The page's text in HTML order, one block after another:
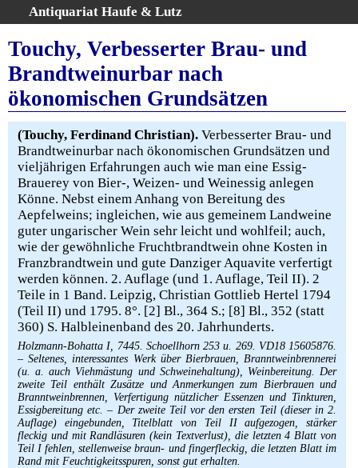
Antiquariat Haufe & Lutz
Home
Gesamtbestand
Erweiterte Suche
Kategorien
Schlagwörter
Warenkorb
AGB
Widerruf
Über uns
Aktuelle Kataloge
Kontakt
Ankauf
Links
Impressum
Touchy, Verbesserter Brau- und
Brandtweinurbar nach
ökonomischen Grundsätzen
(Touchy, Ferdinand Christian). Verbesserter Brau- und
Brandtweinurbar nach ökonomischen Grundsätzen und
vieljährigen Erfahrungen auch wie man eine Essig-
Brauerey von Bier-, Weizen- und Weinessig anlegen
Könne. Nebst einem Anhang von Bereitung des
Aepfelweins; ingleichen, wie aus gemeinem Landweine
guter ungarischer Wein sehr leicht und wohlfeil; auch,
wie der gewöhnliche Fruchtbrandtwein ohne Kosten in
Franzbrandtwein und gute Danziger Aquavite verfertigt
werden können. 2. Auflage (und 1. Auflage, Teil II). 2
Teile in 1 Band. Leipzig, Christian Gottlieb Hertel 1794
(Teil II) und 1795. 8°. [2] Bl., 364 S.; [8] Bl., 352 (statt
360) S. Halbleinenband des 20. Jahrhunderts.
Holzmann-Bohatta I, 7445. Schoellhorn 253 u. 269. VD18 15605876.
– Seltenes, interessantes Werk über Bierbrauen, Branntweinbrennerei
(u. a. auch Viehmästung und Schweinehaltung), Weinbereitung. Der
zweite Teil enthält Zusätze und Anmerkungen zum Bierbrauen und
Branntweinbrennen, Verfertigung nützlicher Essenzen und Tinkturen,
Essigbereitung etc. – Der zweite Teil vor den ersten Teil (dieser in 2.
Auflage) eingebunden, Titelblatt von Teil II aufgezogen, stärker
fleckig und mit Randläsuren (kein Textverlust), die letzten 4 Blatt von
Teil I fehlen, stellenweise braun- und fingerfleckig, die letzten Blatt im
Rand mit Feuchtigkeitsspuren, sonst gut erhalten.